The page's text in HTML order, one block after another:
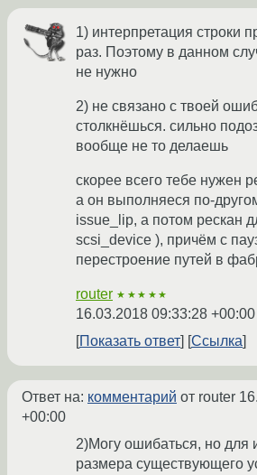
1) интерпретация строки
раз. Поэтому в данном
не нужно
2) не связано с твоей
столкнёшься. сильно
вообще не то делаешь
скорее всего тебе нужен
а он выполняеся по-
issue_lip, а потом рескан
scsi_device ), причём с
перестроение путей в
router ★★★★★
16.03.2018 09:33:28 +00:00
Показать ответ
Ссылка
Ответ на: комментарий от router
+00:00
2)Могу ошибаться, но для
размера существующего